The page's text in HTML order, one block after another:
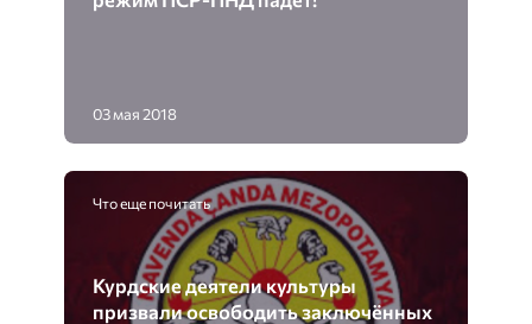
03 мая 2018
Что еще почитать
Курдские деятели культуры
призвали освободить заключённых